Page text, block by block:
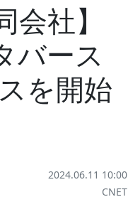
社】
バース
を開始
2024.06.11 10:00
CNET